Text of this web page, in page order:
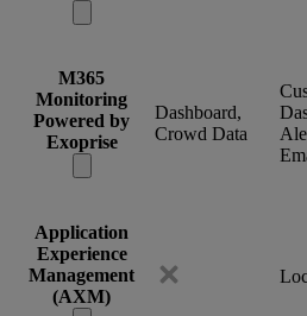
M365
Monitoring
Powered by
Exoprise
Dashboard,
Crowd Data
Application
Experience
Management
(AXM)